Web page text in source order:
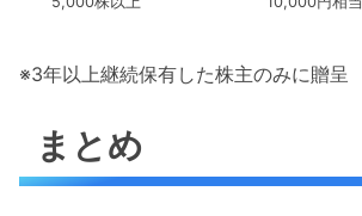
※3年以上継続保有した株主のみに贈呈
まとめ